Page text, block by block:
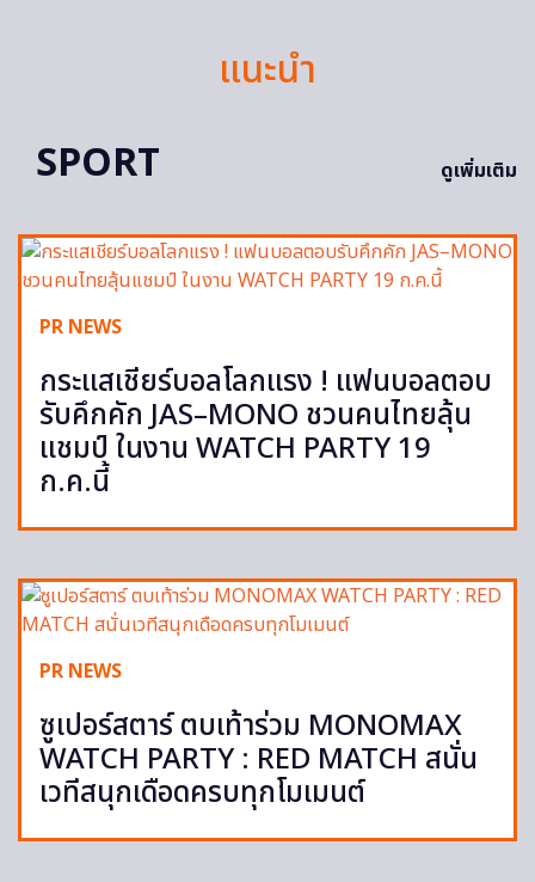
แนะนำ
SPORT
ดูเพิ่มเติม
PR NEWS
กระแสเชียร์บอลโลกแรง ! แฟนบอลตอบ
รับคึกคัก JAS–MONO ชวนคนไทยลุ้น
แชมป์ ในงาน WATCH PARTY 19
ก.ค.นี้
PR NEWS
ซูเปอร์สตาร์ ตบเท้าร่วม MONOMAX
WATCH PARTY : RED MATCH สนั่น
เวทีสนุกเดือดครบทุกโมเมนต์